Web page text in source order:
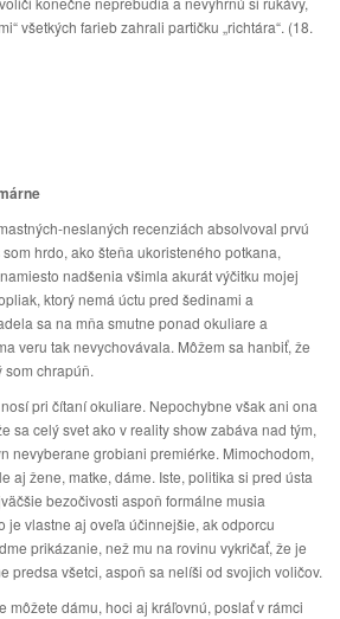
všetkých farieb zahrali partičku „richtára“. (18.
neslaných recenziách absolvoval prvú
hrdo, ako šteňa ukoristeného potkana,
nadšenia všimla akurát výčitku mojej
ktorý nemá úctu pred šedinami a
sa na mňa smutne ponad okuliare a
veru tak nevychovávala. Môžem sa hanbiť, že
som chrapúň.
pri čítaní okuliare. Nepochybne však ani ona
sa celý svet ako v reality show zabáva nad tým,
nevyberane grobiani premiérke. Mimochodom,
aj žene, matke, dáme. Iste, politika si pred ústa
bezočivosti aspoň formálne musia
je vlastne aj oveľa účinnejšie, ak odporcu
prikázanie, než mu na rovinu vykričať, že je
predsa všetci, aspoň sa nelíši od svojich voličov.
môžete dámu, hoci aj kráľovnú, poslať v rámci